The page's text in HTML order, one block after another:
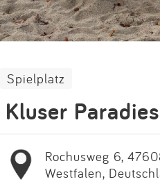
Spielplatz
Kluser Paradies
Rochusweg 6,
Westfalen,